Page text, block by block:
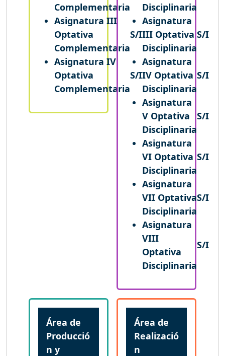
Complementaria
Asignatura III
Optativa
Complementaria
S/I
Asignatura IV
Optativa
Complementaria
S/I
Disciplinaria
Asignatura
III Optativa
Disciplinaria
S/I
Asignatura
IV Optativa
Disciplinaria
S/I
Asignatura
V Optativa
Disciplinaria
S/I
Asignatura
VI Optativa
Disciplinaria
S/I
Asignatura
VII Optativa
Disciplinaria
S/I
Asignatura
VIII
Optativa
Disciplinaria
S/I
Área de
Producció
n y
Área de
Realizació
n